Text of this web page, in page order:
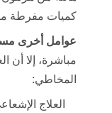
كميات مفرطة
عوامل أخرى
مباشرة، إلا أن
المخاطي:
العلاج